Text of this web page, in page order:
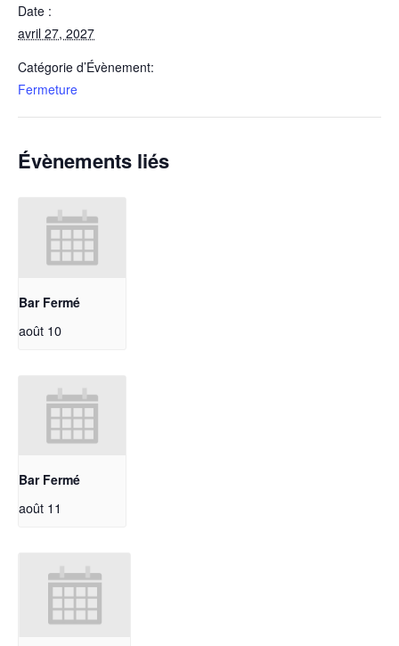
Date :
avril 27, 2027
Catégorie d’Évènement:
Fermeture
Évènements liés
Bar Fermé
août 10
Bar Fermé
août 11